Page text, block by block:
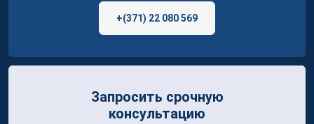
+(371) 22 080 569
Запросить срочную
консультацию